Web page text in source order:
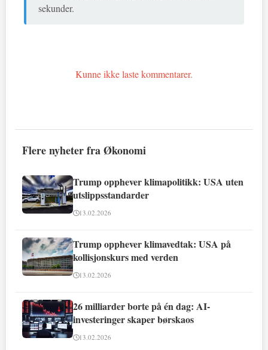
sekunder.
Kunne ikke laste kommentarer.
Flere nyheter fra Økonomi
Trump opphever klimapolitikk: USA uten
utslippsstandarder
13.02.2026
Trump opphever klimavedtak: USA på
kollisjonskurs med verden
13.02.2026
26 milliarder borte på én dag: AI-
investeringer skaper børskaos
13.02.2026